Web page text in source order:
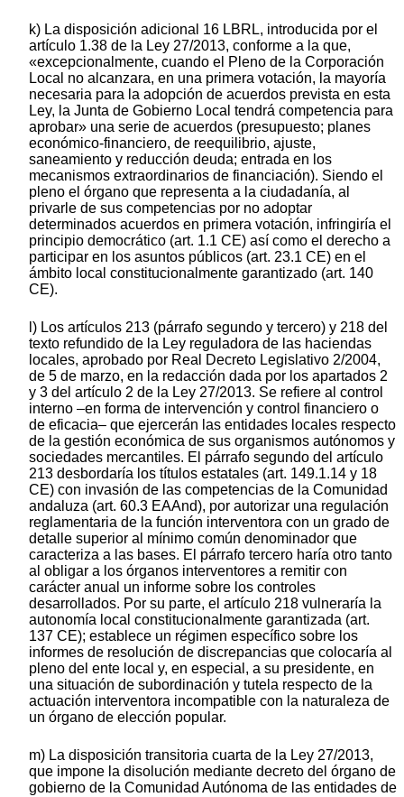
k) La disposición adicional 16 LBRL, introducida por el
artículo 1.38 de la Ley 27/2013, conforme a la que,
«excepcionalmente, cuando el Pleno de la Corporación
Local no alcanzara, en una primera votación, la mayoría
necesaria para la adopción de acuerdos prevista en esta
Ley, la Junta de Gobierno Local tendrá competencia para
aprobar» una serie de acuerdos (presupuesto; planes
económico-financiero, de reequilibrio, ajuste,
saneamiento y reducción deuda; entrada en los
mecanismos extraordinarios de financiación). Siendo el
pleno el órgano que representa a la ciudadanía, al
privarle de sus competencias por no adoptar
determinados acuerdos en primera votación, infringiría el
principio democrático (art. 1.1 CE) así como el derecho a
participar en los asuntos públicos (art. 23.1 CE) en el
ámbito local constitucionalmente garantizado (art. 140
CE).
l) Los artículos 213 (párrafo segundo y tercero) y 218 del
texto refundido de la Ley reguladora de las haciendas
locales, aprobado por Real Decreto Legislativo 2/2004,
de 5 de marzo, en la redacción dada por los apartados 2
y 3 del artículo 2 de la Ley 27/2013. Se refiere al control
interno –en forma de intervención y control financiero o
de eficacia– que ejercerán las entidades locales respecto
de la gestión económica de sus organismos autónomos y
sociedades mercantiles. El párrafo segundo del artículo
213 desbordaría los títulos estatales (art. 149.1.14 y 18
CE) con invasión de las competencias de la Comunidad
andaluza (art. 60.3 EAAnd), por autorizar una regulación
reglamentaria de la función interventora con un grado de
detalle superior al mínimo común denominador que
caracteriza a las bases. El párrafo tercero haría otro tanto
al obligar a los órganos interventores a remitir con
carácter anual un informe sobre los controles
desarrollados. Por su parte, el artículo 218 vulneraría la
autonomía local constitucionalmente garantizada (art.
137 CE); establece un régimen específico sobre los
informes de resolución de discrepancias que colocaría al
pleno del ente local y, en especial, a su presidente, en
una situación de subordinación y tutela respecto de la
actuación interventora incompatible con la naturaleza de
un órgano de elección popular.
m) La disposición transitoria cuarta de la Ley 27/2013,
que impone la disolución mediante decreto del órgano de
gobierno de la Comunidad Autónoma de las entidades de